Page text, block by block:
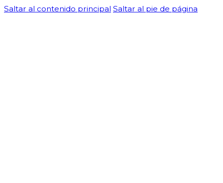
Saltar al contenido principal Saltar al pie de página